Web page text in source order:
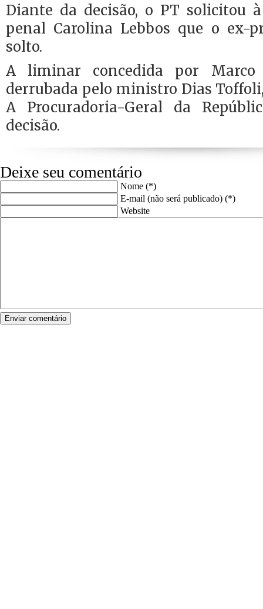
Diante da decisão, o PT solicitou
penal Carolina Lebbos que o ex-
solto.
A liminar concedida por Marco
derrubada pelo ministro Dias
A Procuradoria-Geral da
decisão.
Deixe seu comentário
Nome (*)
E-mail (não será publicado) (*)
Website